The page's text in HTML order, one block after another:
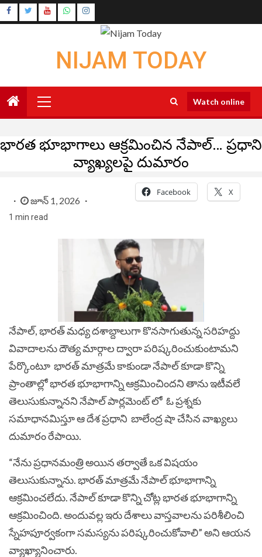
Skip
to
Instagram
NIJAM TODAY
Menu
Watch online
భారత భూభాగాలు ఆక్రమించిన నేపాల్… ప్రధాని
వ్యాఖ్యలపై దుమారం
జూన్ 1, 2026
1 min read
Facebook X
నేపాల్, భారత్ మధ్య దశాబ్దాలుగా కొనసాగుతున్న సరిహద్దు
వివాదాలను దౌత్య మార్గాల ద్వారా పరిష్కరించుకుంటామని
పేర్కొంటూ భారత్ మాత్రమే కాకుండా నేపాల్ కూడా కొన్ని
ప్రాంతాల్లో భారత భూభాగాన్ని ఆక్రమించిందని తాను ఇటీవలే
తెలుసుకున్నానని నేపాల్ పార్లమెంట్ లో ఓ ప్రశ్నకు
సమాధానమిస్తూ ఆ దేశ ప్రధాని బాలేంద్ర షా చేసిన వాఖ్యలు
దుమారం రేపాయి.
“నేను ప్రధానమంత్రి అయిన తర్వాతే ఒక విషయం
తెలుసుకున్నాను. భారత్ మాత్రమే నేపాల్ భూభాగాన్ని
ఆక్రమించలేదు. నేపాల్ కూడా కొన్ని చోట్ల భారత భూభాగాన్ని
ఆక్రమించింది. అందువల్ల ఇరు దేశాలు వాస్తవాలను పరిశీలించి
స్నేహపూర్వకంగా సమస్యను పరిష్కరించుకోవాలి” అని ఆయన
వ్యాఖ్యానించారు.